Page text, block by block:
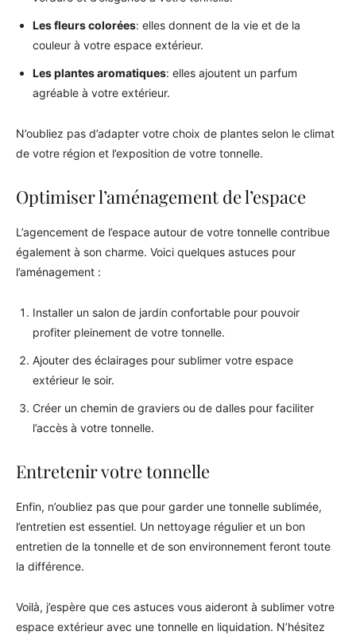
Les fleurs colorées: elles donnent de la vie et de la
couleur à votre espace extérieur.
Les plantes aromatiques: elles ajoutent un parfum
agréable à votre extérieur.
N’oubliez pas d’adapter votre choix de plantes selon le climat
de votre région et l’exposition de votre tonnelle.
Optimiser l’aménagement de l’espace
L’agencement de l’espace autour de votre tonnelle contribue
également à son charme. Voici quelques astuces pour
l’aménagement :
Installer un salon de jardin confortable pour pouvoir
profiter pleinement de votre tonnelle.
Ajouter des éclairages pour sublimer votre espace
extérieur le soir.
Créer un chemin de graviers ou de dalles pour faciliter
l’accès à votre tonnelle.
Entretenir votre tonnelle
Enfin, n’oubliez pas que pour garder une tonnelle sublimée,
l’entretien est essentiel. Un nettoyage régulier et un bon
entretien de la tonnelle et de son environnement feront toute
la différence.
Voilà, j’espère que ces astuces vous aideront à sublimer votre
espace extérieur avec une tonnelle en liquidation. N’hésitez